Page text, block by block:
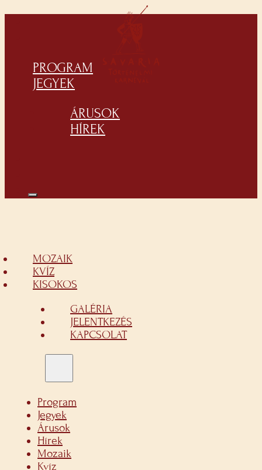
PROGRAM
JEGYEK
ÁRUSOK
HÍREK
MOZAIK
KVÍZ
KISOKOS
GALÉRIA
JELENTKEZÉS
KAPCSOLAT
Program
Jegyek
Árusok
Hírek
Mozaik
Kvíz